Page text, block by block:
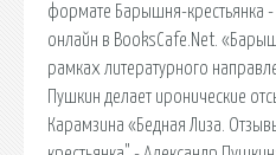
формате Барышня-крестьянка -
онлайн в BooksCafe.Net.
рамках литературного
Пушкин делает иронические
Карамзина «Бедная Лиза.